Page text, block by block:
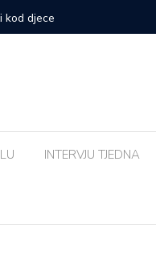
ovih godina
INTERVJU TJEDNA